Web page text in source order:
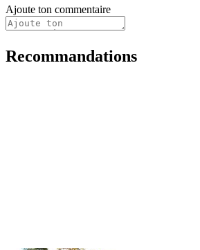
Ajoute ton commentaire
Recommandations